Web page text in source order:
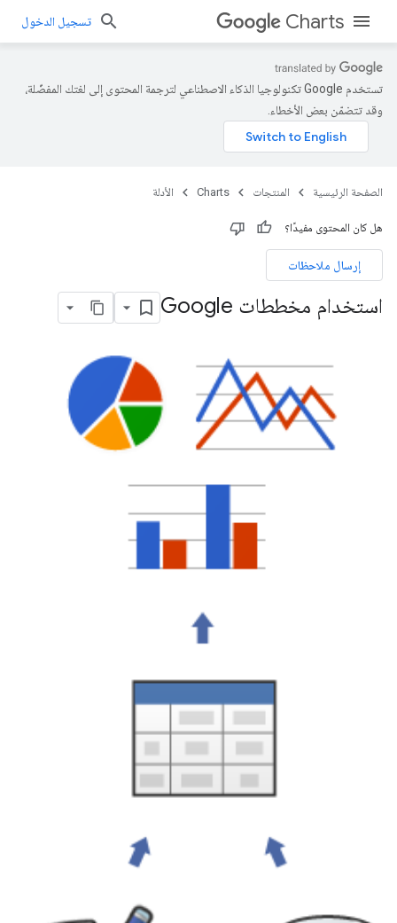
Charts تسجيل الدخول
تستخدم Google تكنولوجيا الذكاء الاصطناعي لترجمة المحتوى إلى لغتك المفضّلة،
وقد تتضمّن بعض الأخطاء.
الصفحة الرئيسية المنتجات Charts الأدلة
هل كان المحتوى مفيدًا؟
إرسال ملاحظات
استخدام مخططات Google